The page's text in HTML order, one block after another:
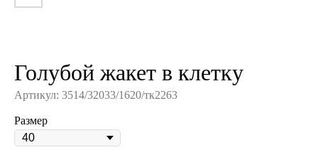
Голубой жакет в клетку
Артикул: 3514/32033/1620/тк2263
Размер